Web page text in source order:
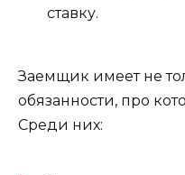
ставку.
Заемщик имеет не
обязанности, про
Среди них: